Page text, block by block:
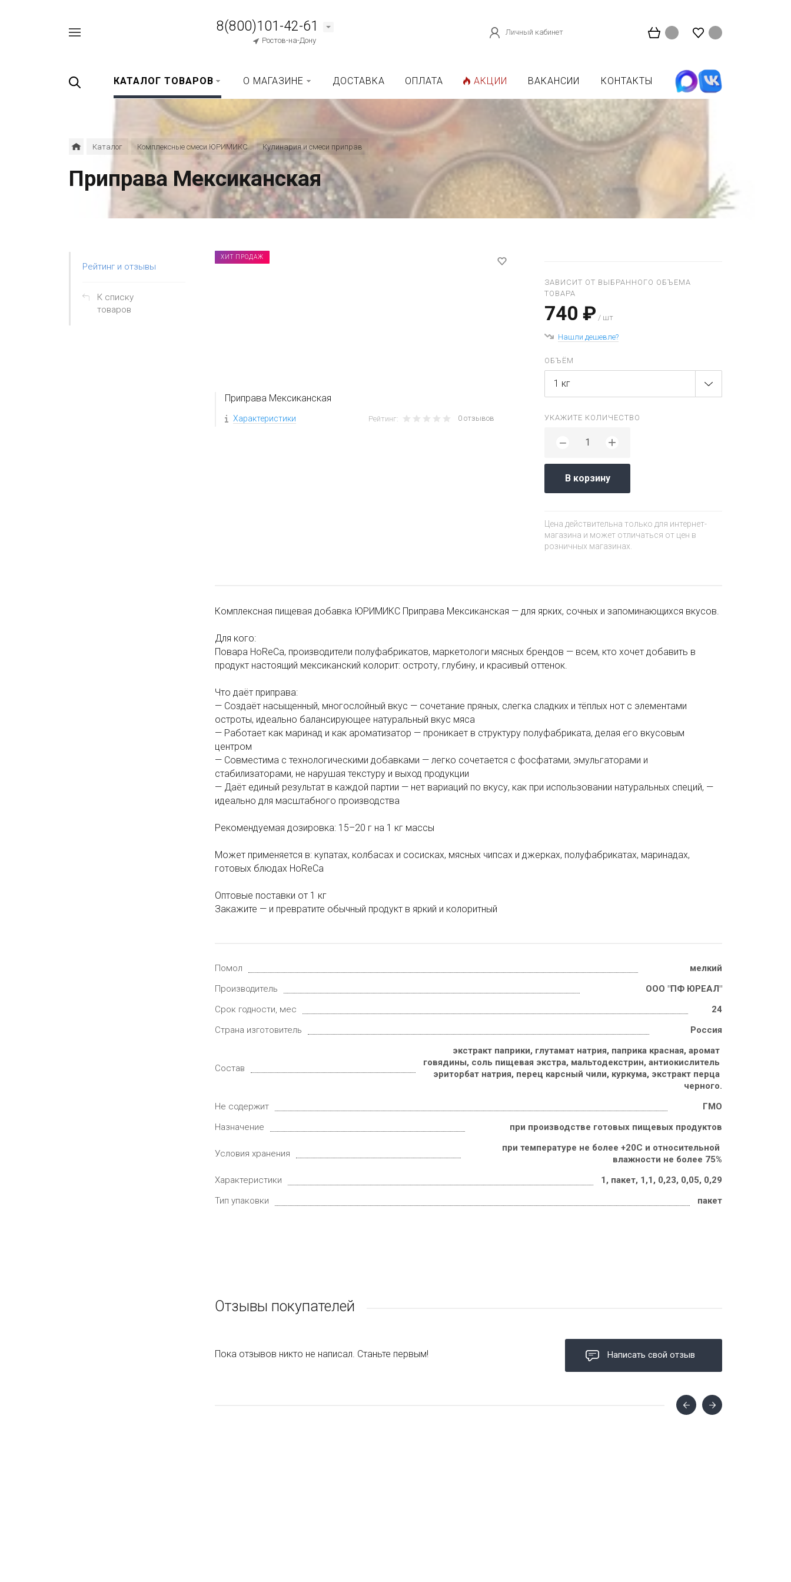
8(800)101-42-61
Ростов-на-Дону
Личный кабинет
КАТАЛОГ ТОВАРОВ О МАГАЗИНЕ ДОСТАВКА ОПЛАТА АКЦИИ ВАКАНСИИ КОНТАКТЫ
Каталог Комплексные смеси ЮРИМИКС Кулинария и смеси приправ
Приправа Мексиканская
Рейтинг и отзывы
К списку
товаров
ХИТ ПРОДАЖ
Приправа Мексиканская
Характеристики Рейтинг: 0 отзывов
ЗАВИСИТ ОТ ВЫБРАННОГО ОБЪЕМА
ТОВАРА
740 ₽ / шт
Нашли дешевле?
ОБЪЁМ
1 кг
УКАЖИТЕ КОЛИЧЕСТВО
− +
В корзину
Цена действительна только для интернет-
магазина и может отличаться от цен в
розничных магазинах.
Комплексная пищевая добавка ЮРИМИКС Приправа Мексиканская — для ярких, сочных и запоминающихся вкусов.
Для кого:
Повара HoReCa, производители полуфабрикатов, маркетологи мясных брендов — всем, кто хочет добавить в
продукт настоящий мексиканский колорит: остроту, глубину, и красивый оттенок.
Что даёт приправа:
— Создаёт насыщенный, многослойный вкус — сочетание пряных, слегка сладких и тёплых нот с элементами
остроты, идеально балансирующее натуральный вкус мяса
— Работает как маринад и как ароматизатор — проникает в структуру полуфабриката, делая его вкусовым
центром
— Совместима с технологическими добавками — легко сочетается с фосфатами, эмульгаторами и
стабилизаторами, не нарушая текстуру и выход продукции
— Даёт единый результат в каждой партии — нет вариаций по вкусу, как при использовании натуральных специй, —
идеально для масштабного производства
Рекомендуемая дозировка: 15–20 г на 1 кг массы
Может применяется в: купатах, колбасах и сосисках, мясных чипсах и джерках, полуфабрикатах, маринадах,
готовых блюдах HoReCa
Оптовые поставки от 1 кг
Закажите — и превратите обычный продукт в яркий и колоритный
Помол
мелкий
Производитель
ООО "ПФ ЮРЕАЛ"
Срок годности, мес
24
Страна изготовитель
Россия
Состав
экстракт паприки, глутамат натрия, паприка красная, аромат
говядины, соль пищевая экстра, мальтодекстрин, антиокислитель
эриторбат натрия, перец карсный чили, куркума, экстракт перца
черного.
Не содержит
ГМО
Назначение
при производстве готовых пищевых продуктов
Условия хранения
при температуре не более +20С и относительной
влажности не более 75%
Характеристики
1, пакет, 1,1, 0,23, 0,05, 0,29
Тип упаковки
пакет
Отзывы покупателей
Написать свой отзыв
Пока отзывов никто не написал. Станьте первым!